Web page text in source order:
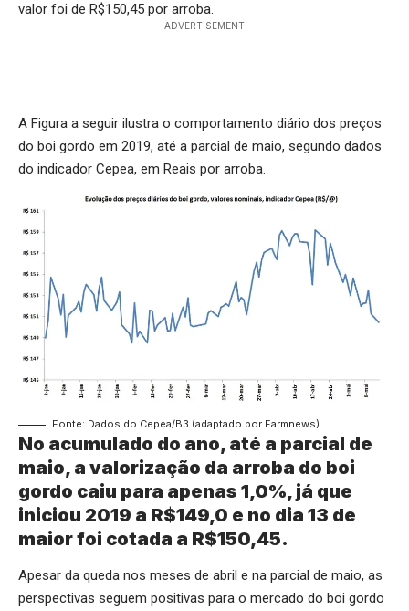
valor foi de R$150,45 por arroba.
- ADVERTISEMENT -
A Figura a seguir ilustra o comportamento diário dos preços
do boi gordo em 2019, até a parcial de maio, segundo dados
do indicador Cepea, em Reais por arroba.
Fonte: Dados do Cepea/B3 (adaptado por Farmnews)
No acumulado do ano, até a parcial de
maio, a valorização da arroba do boi
gordo caiu para apenas 1,0%, já que
iniciou 2019 a R$149,0 e no dia 13 de
maior foi cotada a R$150,45.
Apesar da queda nos meses de abril e na parcial de maio, as
perspectivas seguem positivas para o mercado do boi gordo